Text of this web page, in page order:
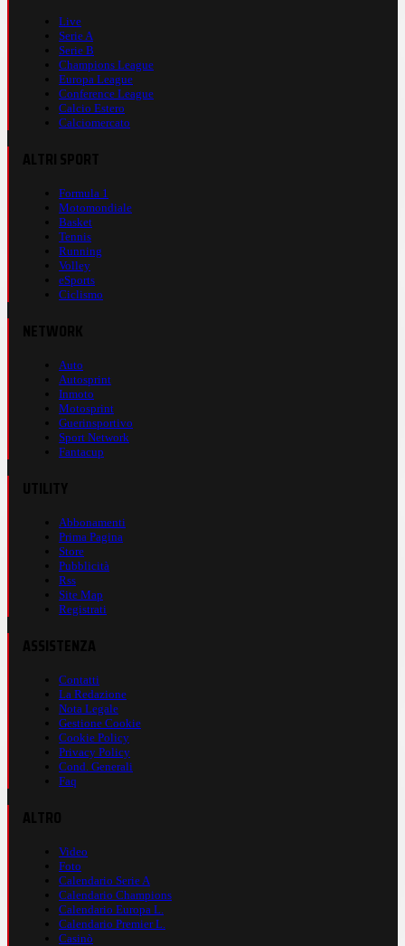
Live
Serie A
Serie B
Champions League
Europa League
Conference League
Calcio Estero
Calciomercato
Formula 1
Motomondiale
Basket
Tennis
Running
Volley
eSports
Ciclismo
Auto
Autosprint
Inmoto
Motosprint
Guerinsportivo
Sport Network
Fantacup
Abbonamenti
Prima Pagina
Store
Pubblicità
Rss
Site Map
Registrati
Contatti
La Redazione
Nota Legale
Gestione Cookie
Cookie Policy
Privacy Policy
Cond. Generali
Faq
Video
Foto
Calendario Serie A
Calendario Champions
Calendario Europa L.
Calendario Premier L.
Casinò